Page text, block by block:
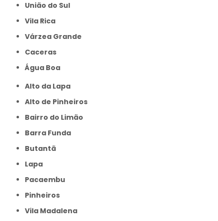
União do Sul
Vila Rica
Várzea Grande
caceras
Água Boa
Alto da Lapa
Alto de Pinheiros
Bairro do Limão
Barra Funda
Butantã
Lapa
Pacaembu
Pinheiros
Vila Madalena